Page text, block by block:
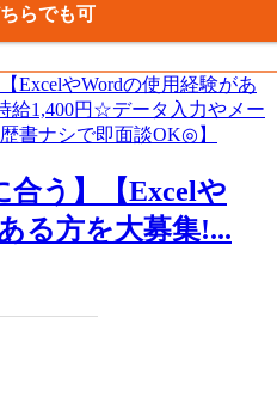
らでも可
合う】【Excelや
る方を大募集!...